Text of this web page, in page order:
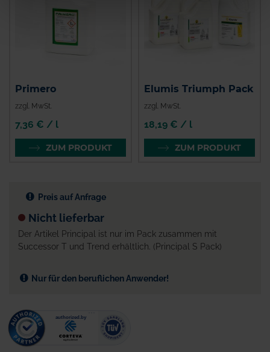
Primero
zzgl. MwSt.
7,36 € / l
ZUM PRODUKT
Elumis Triumph Pack
zzgl. MwSt.
18,19 € / l
ZUM PRODUKT
Preis auf Anfrage
Nicht lieferbar
Der Artikel Principal ist nur im Pack zusammen mit
Successor T und Trend erhältlich. (Principal S Pack)
Nur für den beruflichen Anwender!